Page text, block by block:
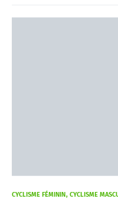
CYCLISME FÉMININ CYCLISME